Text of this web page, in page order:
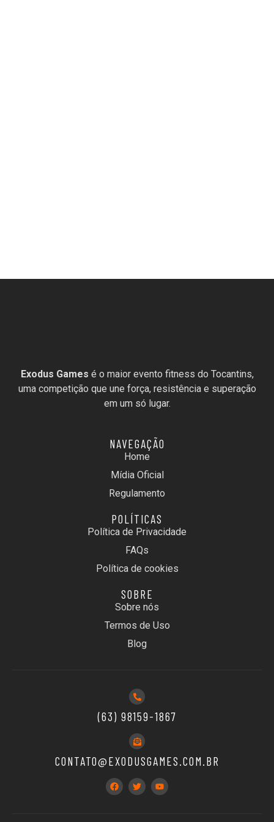
Exodus Games é o maior evento fitness do Tocantins,
uma competição que une força, resistência e superação
em um só lugar.
NAVEGAÇÃO
Home
Mídia Oficial
Regulamento
POLÍTICAS
Política de Privacidade
FAQs
Política de cookies
SOBRE
Sobre nós
Termos de Uso
Blog
(63) 98159-1867
CONTATO@EXODUSGAMES.COM.BR